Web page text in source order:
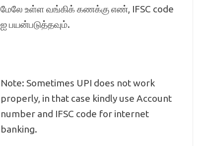
மேலே உள்ள வங்கிக் கணக்கு எண், IFSC code
ஐ பயன்படுத்தவும்.
Note: Sometimes UPI does not work
properly, in that case kindly use Account
number and IFSC code for internet
banking.